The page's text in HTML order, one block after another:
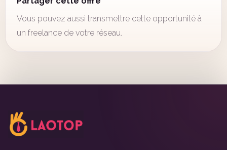
Vous pouvez aussi transmettre cette opportunité à
un freelance de votre réseau.